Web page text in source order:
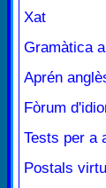
Xat
Gramàtica
Aprén
Fòrum
Tests per a
Postals